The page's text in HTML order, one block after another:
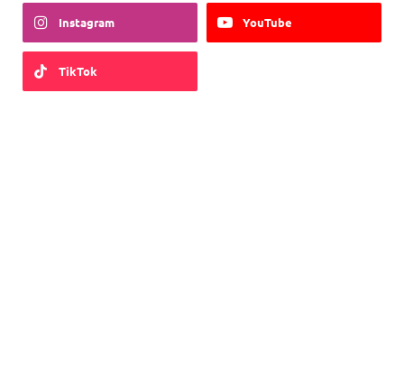
Instagram YouTube
TikTok